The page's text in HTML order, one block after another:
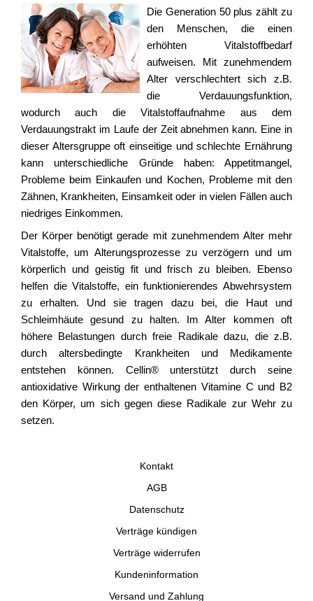
Die Generation 50 plus zählt zu
den Menschen, die einen
erhöhten Vitalstoffbedarf
aufweisen. Mit zunehmendem
Alter verschlechtert sich z.B.
die Verdauungsfunktion,
wodurch auch die Vitalstoffaufnahme aus dem
Verdauungstrakt im Laufe der Zeit abnehmen kann. Eine in
dieser Altersgruppe oft einseitige und schlechte Ernährung
kann unterschiedliche Gründe haben: Appetitmangel,
Probleme beim Einkaufen und Kochen, Probleme mit den
Zähnen, Krankheiten, Einsamkeit oder in vielen Fällen auch
niedriges Einkommen.
Der Körper benötigt gerade mit zunehmendem Alter mehr
Vitalstoffe, um Alterungsprozesse zu verzögern und um
körperlich und geistig fit und frisch zu bleiben. Ebenso
helfen die Vitalstoffe, ein funktionierendes Abwehrsystem
zu erhalten. Und sie tragen dazu bei, die Haut und
Schleimhäute gesund zu halten. Im Alter kommen oft
höhere Belastungen durch freie Radikale dazu, die z.B.
durch altersbedingte Krankheiten und Medikamente
entstehen können. Cellin® unterstützt durch seine
antioxidative Wirkung der enthaltenen Vitamine C und B2
den Körper, um sich gegen diese Radikale zur Wehr zu
setzen.
Kontakt
AGB
Datenschutz
Verträge kündigen
Verträge widerrufen
Kundeninformation
Versand und Zahlung